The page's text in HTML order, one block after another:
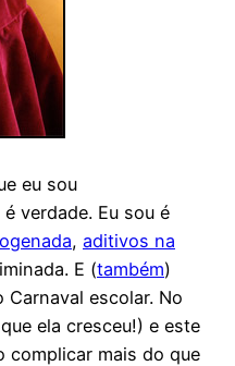
eu sou
verdade. Eu sou é
, aditivos na
E (também)
escolar. No
ela cresceu!) e este
complicar mais do que